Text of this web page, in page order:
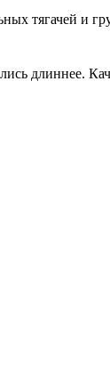
тягачей и
длиннее.